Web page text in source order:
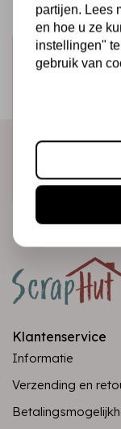
Schrijf je in
Abonneer
Klantenservice
Informatie
Verzending en
partijen. Lees
en hoe u ze
instellingen"
gebruik van